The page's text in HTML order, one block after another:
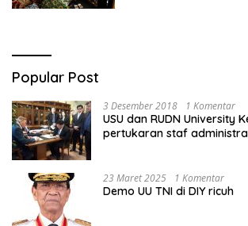
Popular Post
3 Desember 2018 1 Komentar
USU dan RUDN University
pertukaran staf
23 Maret 2025 1 Komentar
Demo UU TNI di DIY ricuh